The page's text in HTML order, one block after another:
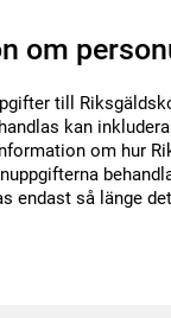
om
till
kan
om hur
endast så länge